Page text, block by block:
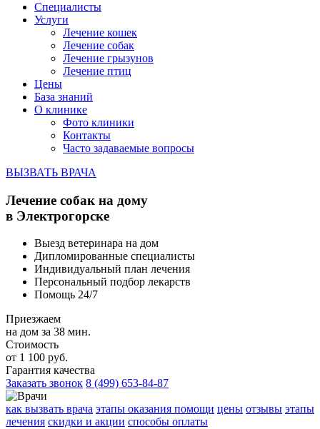
Специалисты
Услуги
Лечение кошек
Лечение собак
Лечение грызунов
Лечение птиц
Цены
База знаний
О клинике
Фото клиники
Контакты
Часто задаваемые вопросы
ВЫЗВАТЬ ВРАЧА
Лечение собак на дому
в Электрогорске
Выезд ветеринара на дом
Дипломированные специалисты
Индивидуальный план лечения
Персональный подбор лекарств
Помощь 24/7
Приезжаем
на дом за 38 мин.
Стоимость
от 1 100 руб.
Гарантия качества
Заказать звонок 8 (499) 653-84-87
как вызвать врача этапы оказания помощи цены отзывы этапы
лечения скидки и акции способы оплаты